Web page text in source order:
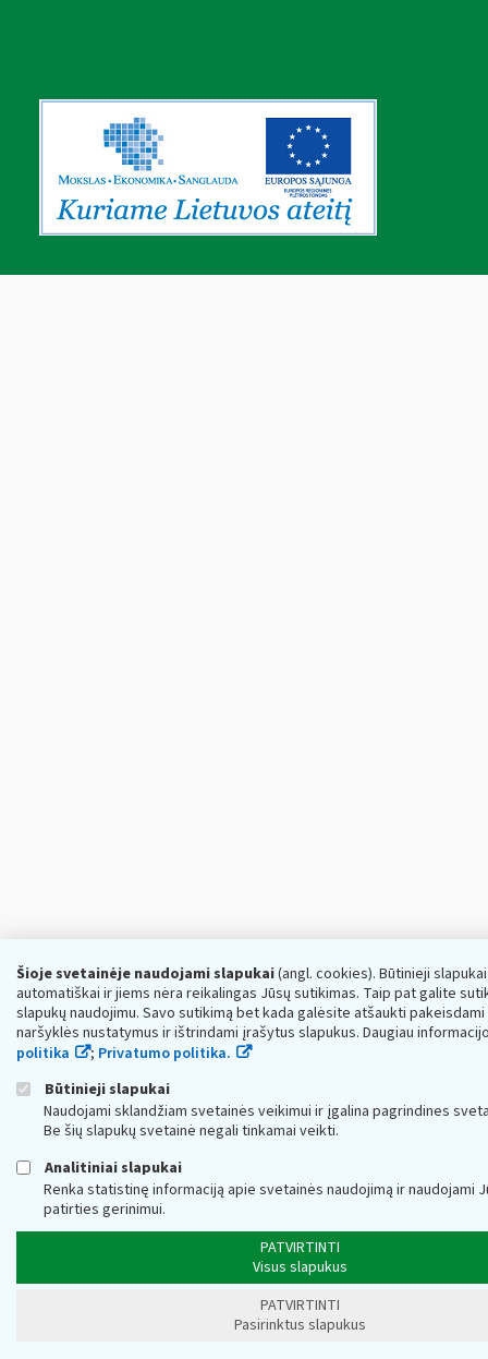
Šioje svetainėje naudojami slapukai(angl. cookies). Būtinieji
automatiškai ir jiems nėra reikalingas Jūsų sutikimas. Taip pat galite
slapukų naudojimu. Savo sutikimą bet kada galėsite atšaukti
naršyklės nustatymus ir ištrindami įrašytus slapukus. Daugiau
politika
; Privatumo politika.
Būtinieji slapukai
Naudojami sklandžiam svetainės veikimui ir įgalina pagrindines
Be šių slapukų svetainė negali tinkamai veikti.
Analitiniai slapukai
Renka statistinę informaciją apie svetainės naudojimą ir naudojami
patirties gerinimui.
PATVIRTINTI
Visus slapukus
PATVIRTINTI
Pasirinktus slapukus